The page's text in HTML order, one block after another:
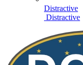
Distractive
Distractive